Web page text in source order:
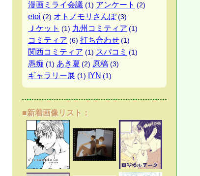
漫画ミライ会議 (1) アンケート (2)
etoi (2) オトノモリさんぽ (3)
Ｊケット (1) 九州コミティア (1)
コミティア (6) 打ち合わせ (1)
関西コミティア (1) スパコミ (1)
愚痴 (1) あき夏 (2) 原稿 (3)
ギャラリー展 (1) IYN (1)
■新着画像リスト：